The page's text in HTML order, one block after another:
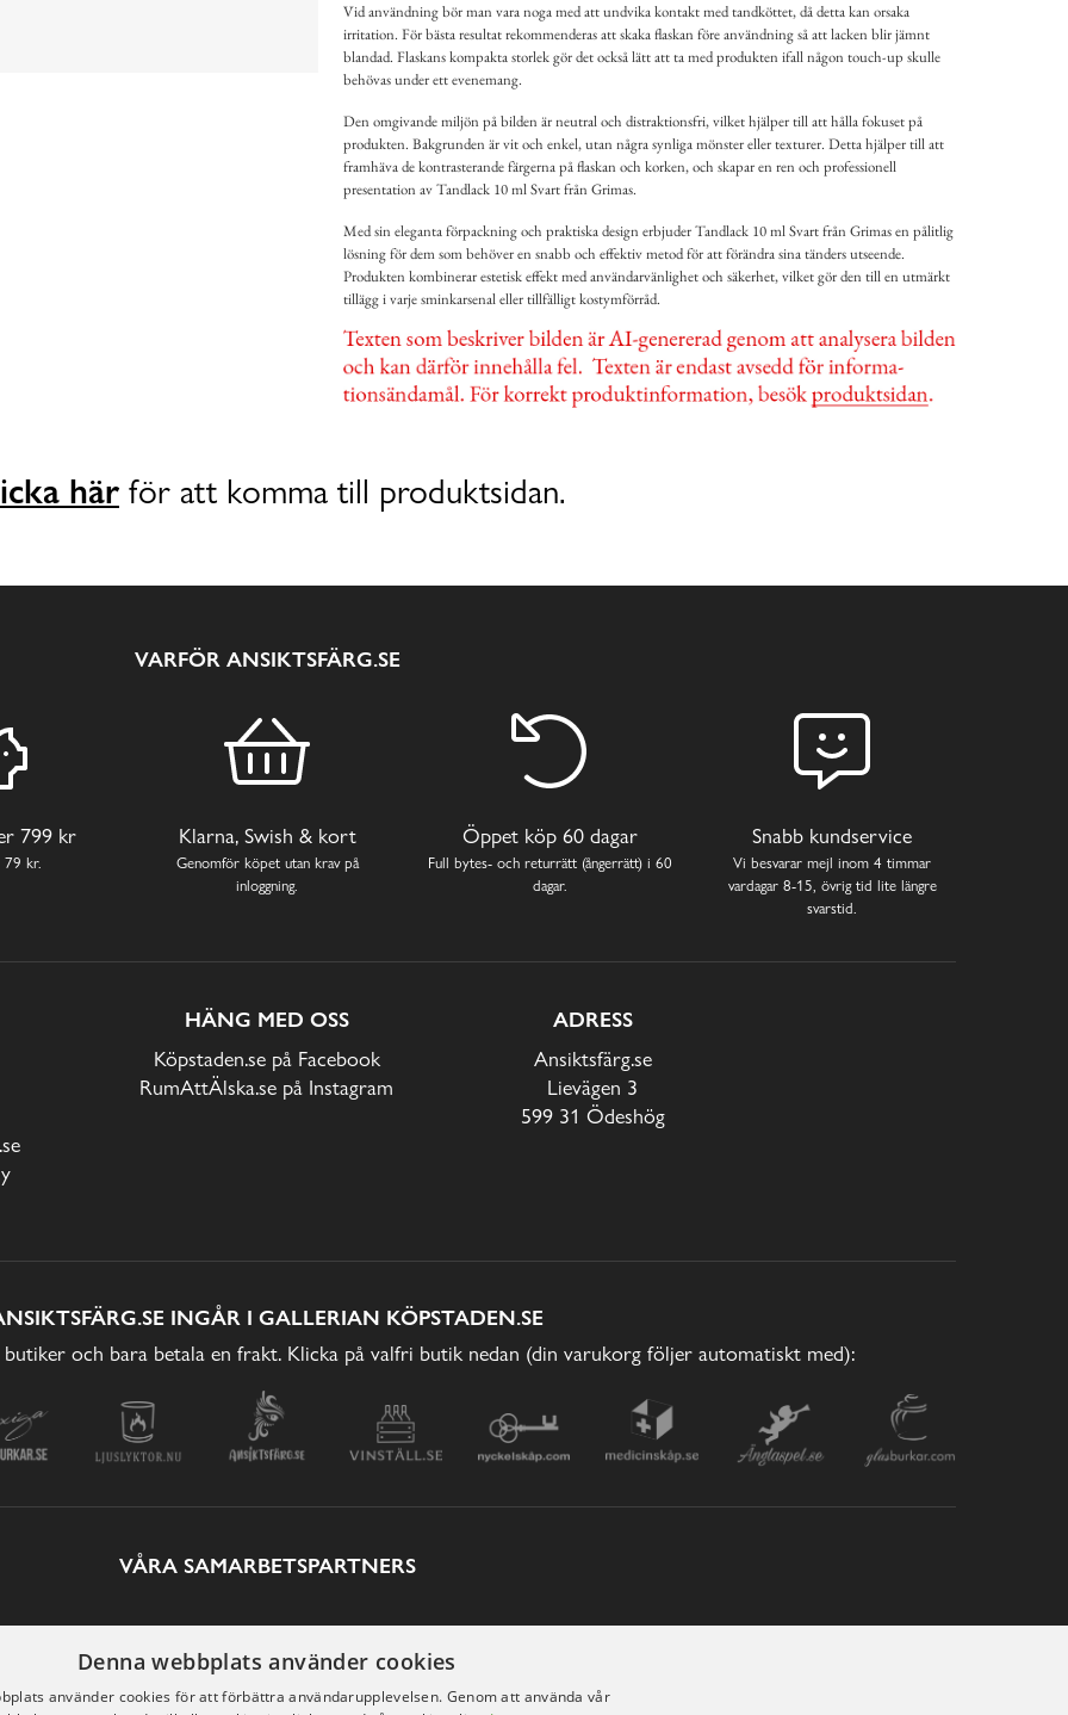
Vid användning bör man vara noga med att undvika kontakt med tandköttet, då detta kan orsaka
irritation. För bästa resultat rekommenderas att skaka flaskan före användning så att lacken blir jämnt
blandad. Flaskans kompakta storlek gör det också lätt att ta med produkten ifall någon touch-up skulle
behövas under ett evenemang.
Den omgivande miljön på bilden är neutral och distraktionsfri, vilket hjälper till att hålla fokuset på
produkten. Bakgrunden är vit och enkel, utan några synliga mönster eller texturer. Detta hjälper till att
framhäva de kontrasterande färgerna på flaskan och korken, och skapar en ren och professionell
presentation av Tandlack 10 ml Svart från Grimas.
Med sin eleganta förpackning och praktiska design erbjuder Tandlack 10 ml Svart från Grimas en pålitlig
lösning för dem som behöver en snabb och effektiv metod för att förändra sina tänders utseende.
Produkten kombinerar estetisk effekt med användarvänlighet och säkerhet, vilket gör den till en utmärkt
tillägg i varje sminkarsenal eller tillfälligt kostymförråd.
här för att komma till produktsidan.
VARFÖR ANSIKTSFÄRG.SE
799 kr
79 kr.
Klarna, Swish & kort
Genomför köpet utan krav på
inloggning.
Öppet köp 60 dagar
Full bytes- och returrätt (ångerrätt) i 60
dagar.
Snabb kundservice
Vi besvarar mejl inom 4 timmar
vardagar 8-15, övrig tid lite längre
svarstid.
HÄNG MED OSS
Köpstaden.se på Facebook
RumAttÄlska.se på Instagram
ADRESS
Ansiktsfärg.se
Lievägen 3
599 31 Ödeshög
INGÅR I GALLERIAN KÖPSTADEN.SE
och bara betala en frakt. Klicka på valfri butik nedan (din varukorg följer automatiskt med):
VÅRA SAMARBETSPARTNERS
Denna webbplats använder cookies
använder cookies för att förbättra användarupplevelsen. Genom att använda vår